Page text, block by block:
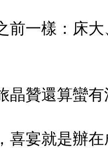
前一樣：床
晶贊還算蠻
喜宴就是辦